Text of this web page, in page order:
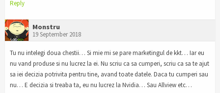
Reply
Monstru
19 September 2018
Tu nu intelegi doua chestii… Si mie mi se pare marketingul de kkt… Iar eu
nu vand produse si nu lucrez la ei. Nu scriu ca sa cumperi, scriu ca sa te ajut
sa iei decizia potrivita pentru tine, avand toate datele. Daca tu cumperi sau
nu… E decizia si treaba ta, eu nu lucrez la Nvidia… Sau Allview etc…